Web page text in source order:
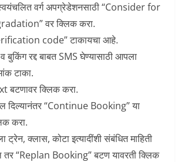
स्वयंचलित वर्ग अपग्रेडेशनसाठी “Consider for
वर क्लिक करा.
code” टाकायचा आहे.
रद्द बाबत SMS घेण्यासाठी आपला
टाका.
बटणावर क्लिक करा.
दिल्यानंतर “Continue Booking” या
करा.
ट्रेन, क्लास, कोटा इत्यादींशी संबंधित माहिती
तर “Replan Booking” बटण यावरती क्लिक